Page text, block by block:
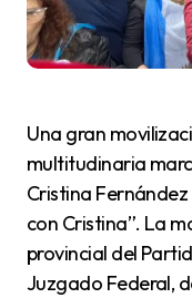
Una gran movilización se dio este miércoles en la
multitudinaria
Cristina Fernández
con Cristina”. La
provincial del
Juzgado Federal,